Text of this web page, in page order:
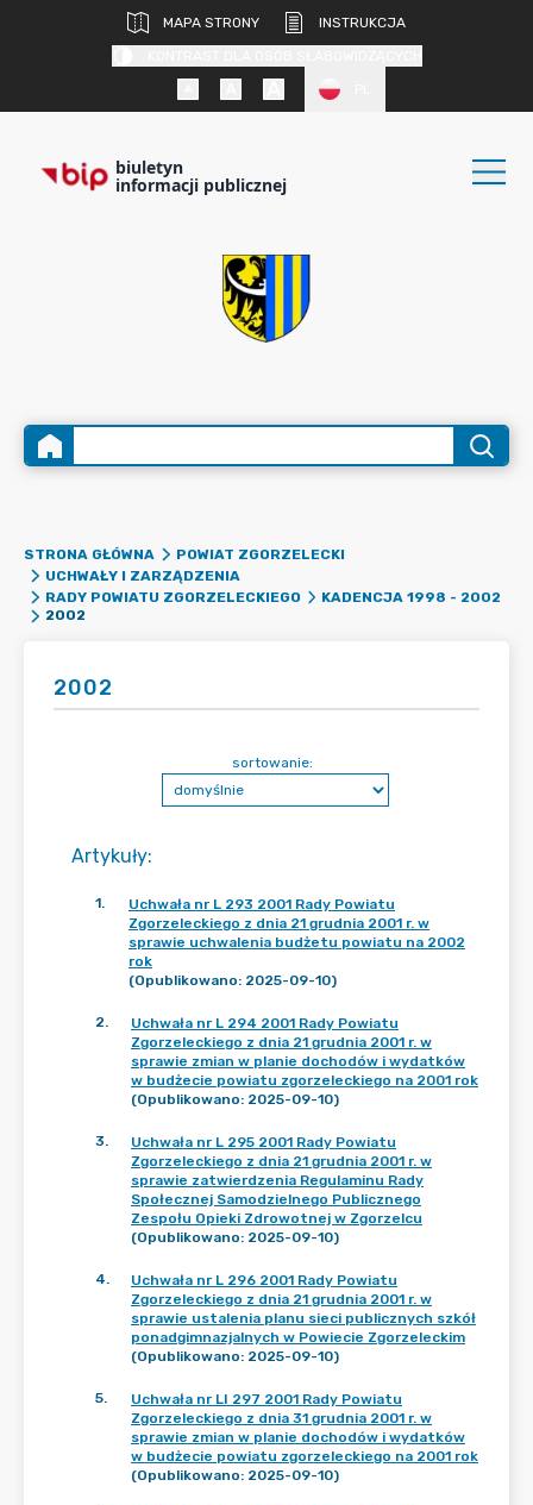
MAPA STRONY
INSTRUKCJA
biuletyn
informacji publicznej
STRONA GŁÓWNA
POWIAT ZGORZELECKI
UCHWAŁY I ZARZĄDZENIA
RADY POWIATU ZGORZELECKIEGO
KADENCJA 1998 - 2002
2002
2002
Artykuły:
sortowanie:
1.
Uchwała nr L 293 2001 Rady Powiatu
Zgorzeleckiego z dnia 21 grudnia 2001 r. w
sprawie uchwalenia budżetu powiatu na 2002
rok
(Opublikowano: 2025-09-10)
2.
Uchwała nr L 294 2001 Rady Powiatu
Zgorzeleckiego z dnia 21 grudnia 2001 r. w
sprawie zmian w planie dochodów i wydatków
w budżecie powiatu zgorzeleckiego na 2001 rok
(Opublikowano: 2025-09-10)
3.
Uchwała nr L 295 2001 Rady Powiatu
Zgorzeleckiego z dnia 21 grudnia 2001 r. w
sprawie zatwierdzenia Regulaminu Rady
Społecznej Samodzielnego Publicznego
Zespołu Opieki Zdrowotnej w Zgorzelcu
(Opublikowano: 2025-09-10)
4.
Uchwała nr L 296 2001 Rady Powiatu
Zgorzeleckiego z dnia 21 grudnia 2001 r. w
sprawie ustalenia planu sieci publicznych szkół
ponadgimnazjalnych w Powiecie Zgorzeleckim
(Opublikowano: 2025-09-10)
5.
Uchwała nr LI 297 2001 Rady Powiatu
Zgorzeleckiego z dnia 31 grudnia 2001 r. w
sprawie zmian w planie dochodów i wydatków
w budżecie powiatu zgorzeleckiego na 2001 rok
(Opublikowano: 2025-09-10)